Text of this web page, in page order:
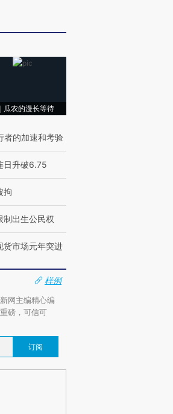
瓜农的漫长等待
者的加速和考验
日升破6.75
拘
制出生公民权
货市场元年突进
样例
网主编精心编
磅，可信可
订阅